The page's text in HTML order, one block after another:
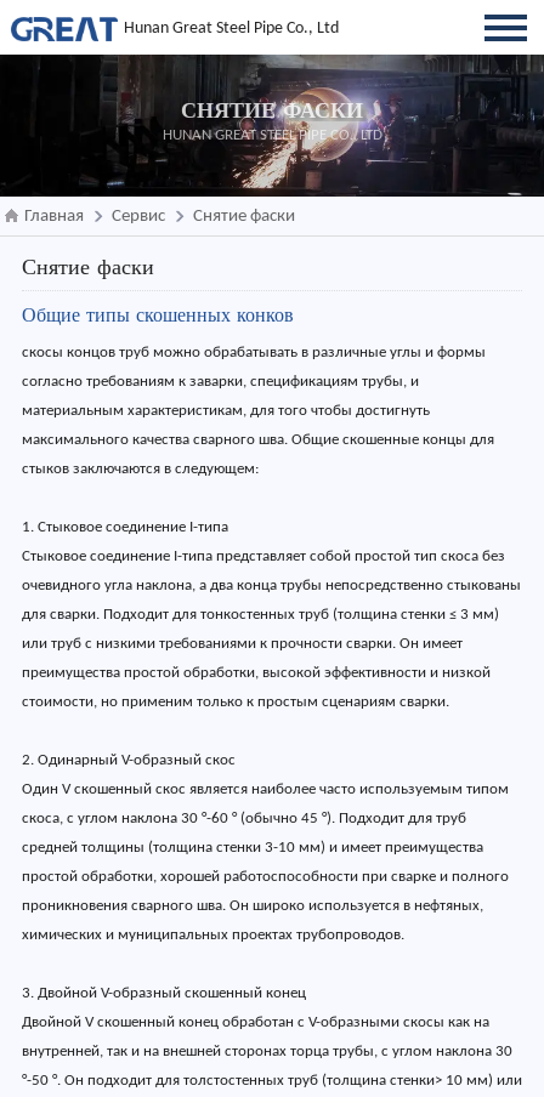
Hunan Great Steel Pipe Co., Ltd
СНЯТИЕ ФАСКИ
HUNAN GREAT STEEL PIPE CO., LTD
Главная Сервис Снятие фаски
Снятие фаски
Общие типы скошенных конков
скосы концов труб можно обрабатывать в различные углы и формы
согласно требованиям к заварки, спецификациям трубы, и
материальным характеристикам, для того чтобы достигнуть
максимального качества сварного шва. Общие скошенные концы для
стыков заключаются в следующем:
1. Стыковое соединение I-типа
Стыковое соединение I-типа представляет собой простой тип скоса без
очевидного угла наклона, а два конца трубы непосредственно стыкованы
для сварки. Подходит для тонкостенных труб (толщина стенки ≤ 3 мм)
или труб с низкими требованиями к прочности сварки. Он имеет
преимущества простой обработки, высокой эффективности и низкой
стоимости, но применим только к простым сценариям сварки.
2. Одинарный V-образный скос
Один V скошенный скос является наиболее часто используемым типом
скоса, с углом наклона 30 °-60 ° (обычно 45 °). Подходит для труб
средней толщины (толщина стенки 3-10 мм) и имеет преимущества
простой обработки, хорошей работоспособности при сварке и полного
проникновения сварного шва. Он широко используется в нефтяных,
химических и муниципальных проектах трубопроводов.
3. Двойной V-образный скошенный конец
Двойной V скошенный конец обработан с V-образными скосы как на
внутренней, так и на внешней сторонах торца трубы, с углом наклона 30
°-50 °. Он подходит для толстостенных труб (толщина стенки> 10 мм) или